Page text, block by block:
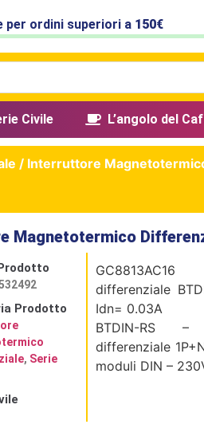
per ordini superiori a 150€
Civile L’angolo del
/ Interruttore
Magnetotermico
Prodotto
, Serie
differenziale
Idn= 0.03A
BTDIN-RS –
differenziale
moduli DIN –